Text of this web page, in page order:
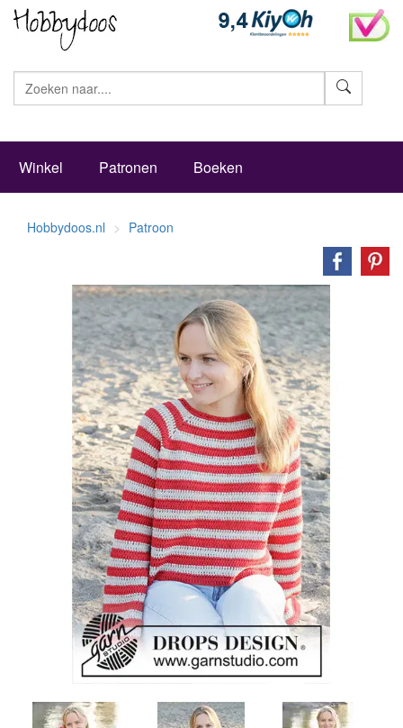
Winkel Patronen Boeken
Hobbydoos.nl Patroon